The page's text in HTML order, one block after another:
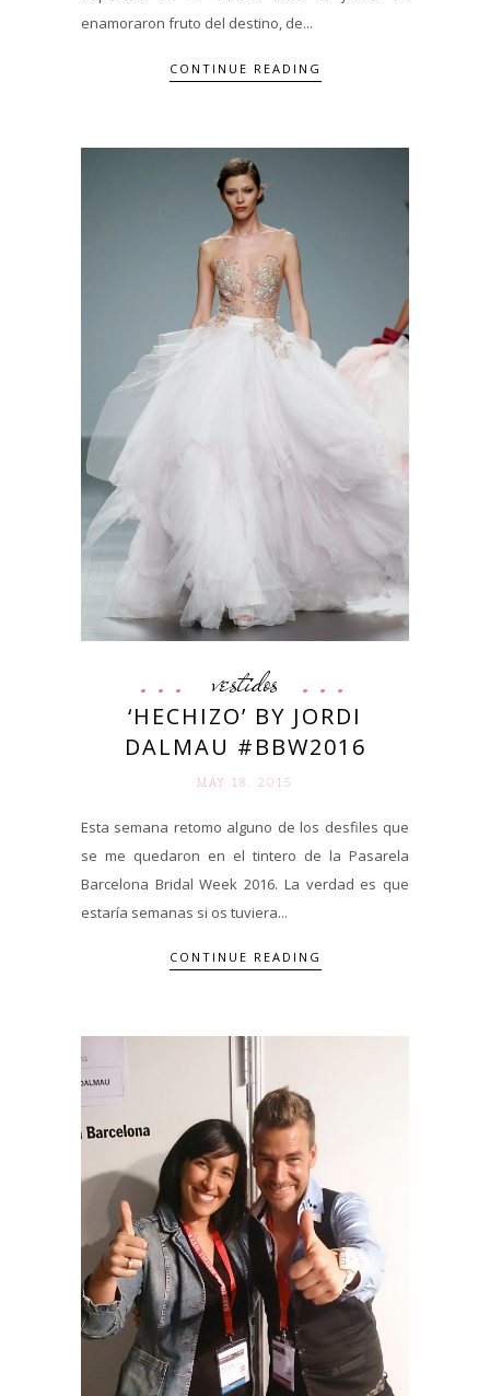
enamoraron fruto del destino, de...
CONTINUE READING
vestidos
‘HECHIZO’ BY JORDI
DALMAU #BBW2016
MAY 18. 2015
Esta semana retomo alguno de los desfiles que
se me quedaron en el tintero de la Pasarela
Barcelona Bridal Week 2016. La verdad es que
estaría semanas si os tuviera...
CONTINUE READING